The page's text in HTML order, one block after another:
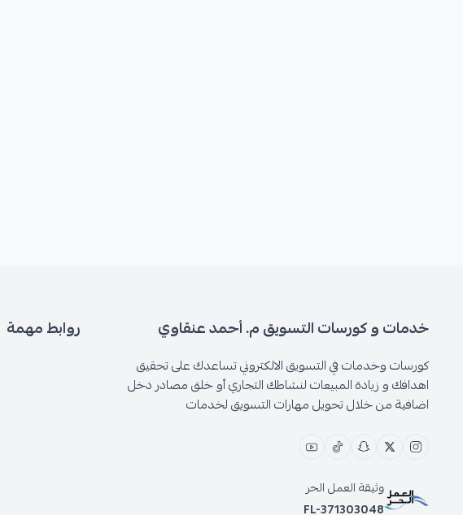
خدمات و كورسات التسويق م. أحمد عنقاوي
كورسات وخدمات في التسويق الالكتروني تساعدك على تحقيق
اهدافك و زيادة المبيعات لنشاطك التجاري أو خلق مصادر دخل
اضافية من خلال تحويل مهارات التسويق لخدمات
وثيقة العمل الحر
FL-371303048
روابط مهمة